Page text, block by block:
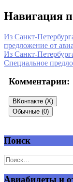
Навигация
Из Санкт-
предложение от
Из Санкт-
Специальное
Комментарии:
ВКонтакте (X)
Обычные (0)
Добавить
Ваш адрес email не
Поиск
Авиабилеты и